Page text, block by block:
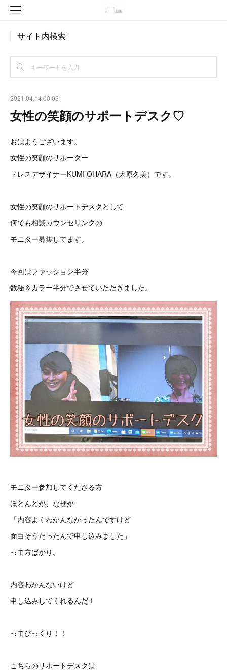
サイト内検索
2021.04.14 00:03
女性の笑顔のサポートデスク♡
おはようございます。
女性の笑顔のサポーター
ドレスデザイナーKUMI OHARA（大原久美）です。
女性の笑顔のサポートデスクとして
何でも相談カウンセリングの
モニター募集してます。
今回はファッション半分
数秘＆カラー半分でさせていただきました。
モニター参加してくださる方
ほとんどが、なぜか
「内容よくわかんなかったんですけど
面白そうだったんで申し込みました」
って方ばかり。
内容わかんないけど
申し込みしてくれるんだ！
ってびっくり！！
こちらのサポートデスクは